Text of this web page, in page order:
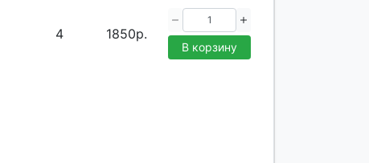
4 1850р.
В корзину